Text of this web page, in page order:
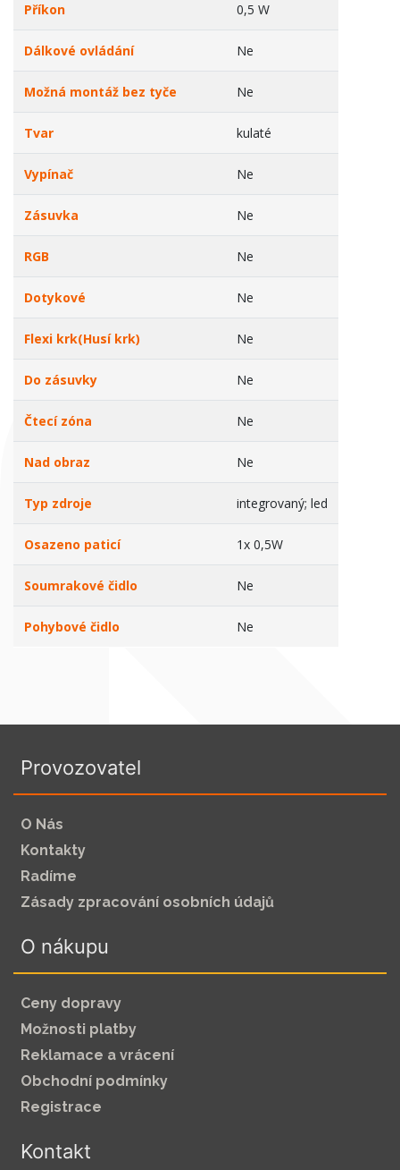
Příkon 0,5 W
Dálkové ovládání Ne
Možná montáž bez tyče Ne
Tvar kulaté
Vypínač Ne
Zásuvka Ne
RGB Ne
Dotykové Ne
Flexi krk(Husí krk) Ne
Do zásuvky Ne
Čtecí zóna Ne
Nad obraz Ne
Typ zdroje integrovaný; led
Osazeno paticí 1x 0,5W
Soumrakové čidlo Ne
Pohybové čidlo Ne
Provozovatel
O Nás
Kontakty
Radíme
Zásady zpracování osobních údajů
O nákupu
Ceny dopravy
Možnosti platby
Reklamace a vrácení
Obchodní podmínky
Registrace
Kontakt